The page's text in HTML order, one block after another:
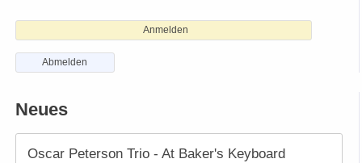
Anmelden
Abmelden
Neues
Oscar Peterson Trio - At Baker's Keyboard